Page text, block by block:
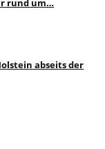
rund um…
abseits der